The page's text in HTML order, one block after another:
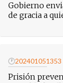
Gobierno
de gracia a
🕐202401051353
Prisión